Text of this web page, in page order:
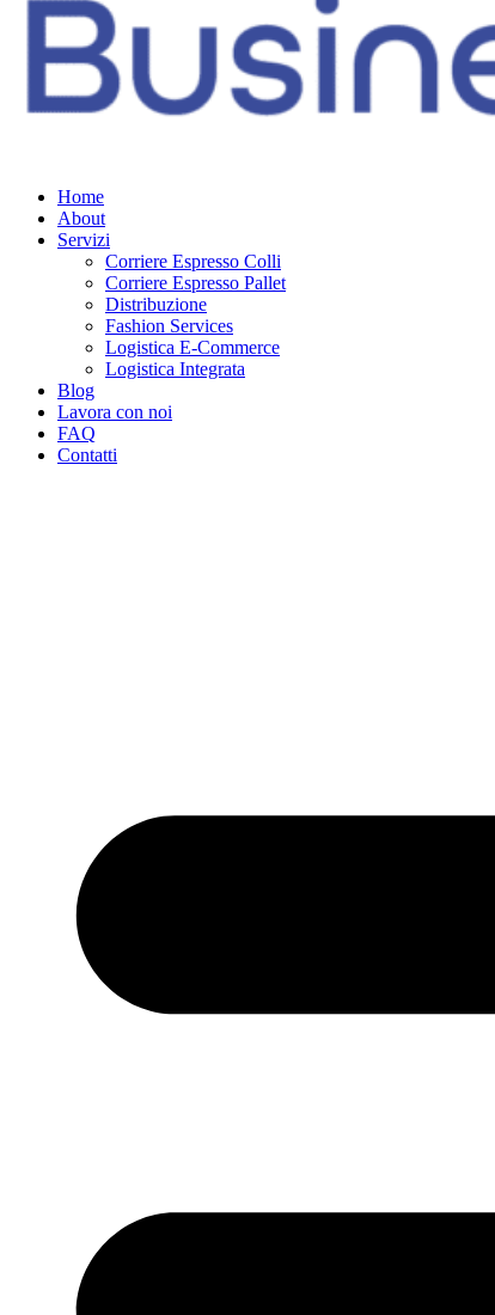
Home
About
Servizi
Corriere Espresso Colli
Corriere Espresso Pallet
Distribuzione
Fashion Services
Logistica E-Commerce
Logistica Integrata
Blog
Lavora con noi
FAQ
Contatti